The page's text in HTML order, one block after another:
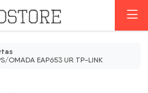
OMADA EAP653 UR TP-LINK